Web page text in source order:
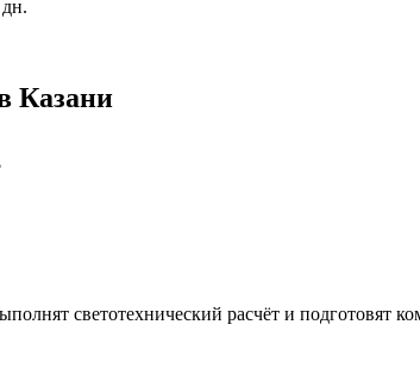
дн.
Казани
светотехнический расчёт и подготовят